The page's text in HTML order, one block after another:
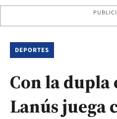
DEPORTES
Con la
Lanús juega